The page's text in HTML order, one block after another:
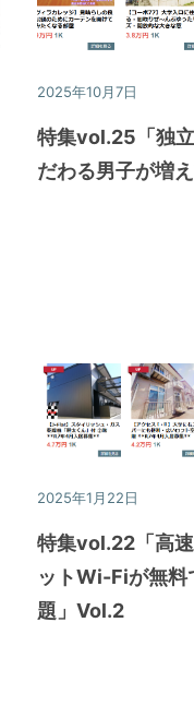
2025年10月7日
特集vol.25「独
だわる男子が増え
2025年1月22日
特集vol.22「高
ットWi-Fiが無料
題」Vol.2